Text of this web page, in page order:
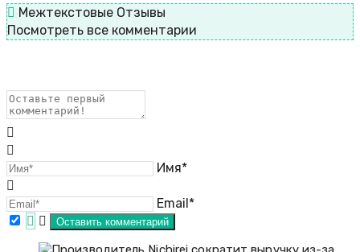
Межтекстовые Отзывы
Посмотреть все комментарии
Имя*
Email*